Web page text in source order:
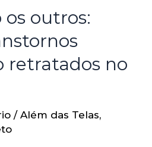
os outros:
retratados no
/ Além das Telas,